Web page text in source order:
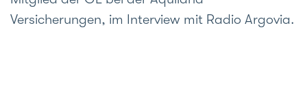
Versicherungen, im Interview mit Radio Argovia.